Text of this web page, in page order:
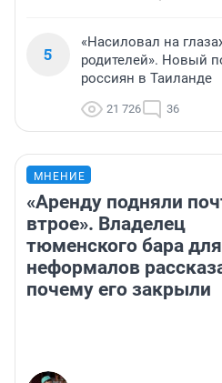
5
«Насиловал на
родителей». Новый
россиян в Таиланде
21 726 36
МНЕНИЕ
«Аренду подняли
втрое». Владелец
тюменского бара для
неформалов
почему его закрыли